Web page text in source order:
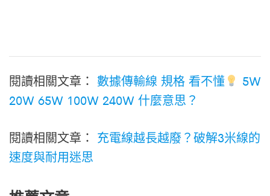
閱讀相關文章： 數據傳輸線 規格 看不懂
5W
20W 65W 100W 240W 什麼意思？
閱讀相關文章： 充電線越長越廢？破解3米線的
速度與耐用迷思